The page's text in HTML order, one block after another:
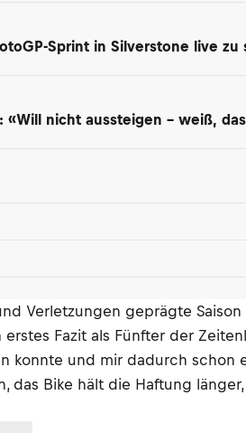
Sprint in Silverstone live zu
«Will nicht aussteigen – weiß,
Verletzungen geprägte
Fazit als Fünfter der
konnte und mir dadurch
das Bike hält die Haftung